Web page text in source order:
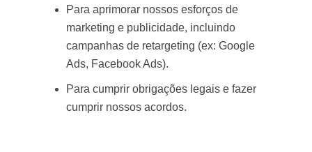
Para aprimorar nossos esforços de
marketing e publicidade, incluindo
campanhas de retargeting (ex: Google
Ads, Facebook Ads).
Para cumprir obrigações legais e fazer
cumprir nossos acordos.